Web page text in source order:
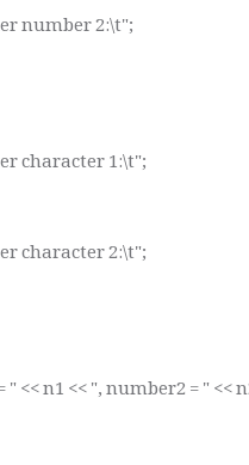
number 2:\t";
character 1:\t";
character 2:\t";
<< n1 << ", number2 = " <<